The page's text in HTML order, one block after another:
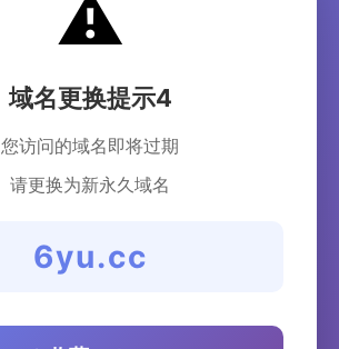
⚠️
域名更换提示4
您访问的域名即将过期
请更换为新永久域名
6yu.cc